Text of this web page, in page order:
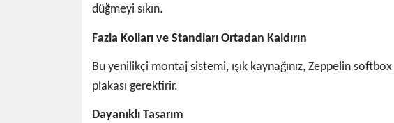
düğmeyi sıkın.
Fazla Kolları ve Standları Ortadan Kaldırın
Bu yenilikçi montaj sistemi, ışık kaynağınız, Zeppelin
plakası gerektirir.
Dayanıklı Tasarım